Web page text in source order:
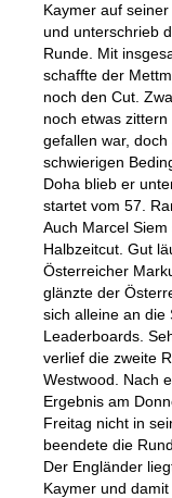
DRIVING EISEN
PUTTER
HEADS
SHAFTS
DAMEN
KINDER
HERREN
DAMEN
CAPS
GÜRTEL &
HANDSCHUHE
HERREN
DAMEN
KINDER
ZUBEHÖR
HANDTÜCHER
ACCESSOIRES
MONTAGE
KOMPONENTEN
GRIFFE
GUTSCHEINE
GUTSCHEINE
SALE
GOLFSCHLÄGER
BAGS
TROLLIES
BÄLLE
SCHUHE
BEKLEIDUNG
HANDSCHUHE
ZUBEHÖR
EVENTS
GOLFKURSE
EVENTS
ANFRAGE
GUTSCHEINE
Kaymer auf
und unterschrieb
Runde. Mit
schaffte der
noch den Cut.
noch etwas
gefallen war,
schwierigen
Doha blieb er
startet vom 57.
Auch Marcel
Halbzeitcut. Gut
Österreicher
glänzte der
sich alleine an die
Leaderboards.
verlief die zweite
Westwood. Nach
Ergebnis am
Freitag nicht in
beendete die
Der Engländer
Kaymer und